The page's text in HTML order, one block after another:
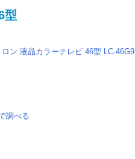
型
ン 液晶カラーテレビ 46型 LC-46G9
調べる